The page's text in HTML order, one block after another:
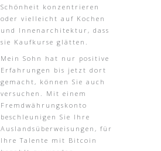
Schönheit konzentrieren
oder vielleicht auf Kochen
und Innenarchitektur, dass
sie Kaufkurse glätten.
Mein Sohn hat nur positive
Erfahrungen bis jetzt dort
gemacht, können Sie auch
versuchen. Mit einem
Fremdwährungskonto
beschleunigen Sie Ihre
Auslandsüberweisungen, für
Ihre Talente mit Bitcoin